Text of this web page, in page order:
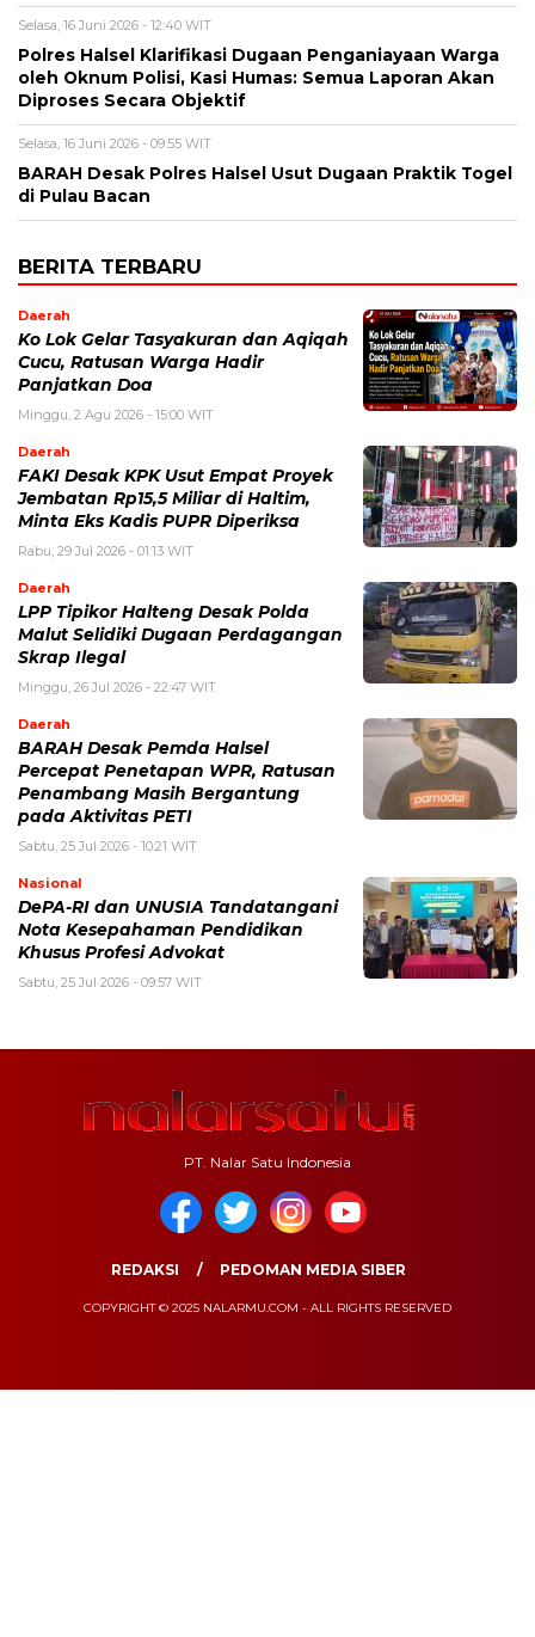
Selasa, 16 Juni 2026 - 12:40 WIT
Polres Halsel Klarifikasi Dugaan Penganiayaan Warga
oleh Oknum Polisi, Kasi Humas: Semua Laporan Akan
Diproses Secara Objektif
Selasa, 16 Juni 2026 - 09:55 WIT
BARAH Desak Polres Halsel Usut Dugaan Praktik Togel
di Pulau Bacan
BERITA TERBARU
Daerah
Ko Lok Gelar Tasyakuran dan Aqiqah
Cucu, Ratusan Warga Hadir
Panjatkan Doa
Minggu, 2 Agu 2026 - 15:00 WIT
Daerah
FAKI Desak KPK Usut Empat Proyek
Jembatan Rp15,5 Miliar di Haltim,
Minta Eks Kadis PUPR Diperiksa
Rabu, 29 Jul 2026 - 01:13 WIT
Daerah
LPP Tipikor Halteng Desak Polda
Malut Selidiki Dugaan Perdagangan
Skrap Ilegal
Minggu, 26 Jul 2026 - 22:47 WIT
Daerah
BARAH Desak Pemda Halsel
Percepat Penetapan WPR, Ratusan
Penambang Masih Bergantung
pada Aktivitas PETI
Sabtu, 25 Jul 2026 - 10:21 WIT
Nasional
DePA-RI dan UNUSIA Tandatangani
Nota Kesepahaman Pendidikan
Khusus Profesi Advokat
Sabtu, 25 Jul 2026 - 09:57 WIT
PT. Nalar Satu Indonesia
REDAKSI PEDOMAN MEDIA SIBER
COPYRIGHT © 2025 NALARMU.COM - ALL RIGHTS RESERVED